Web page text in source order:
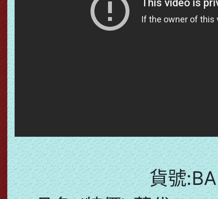
貨號